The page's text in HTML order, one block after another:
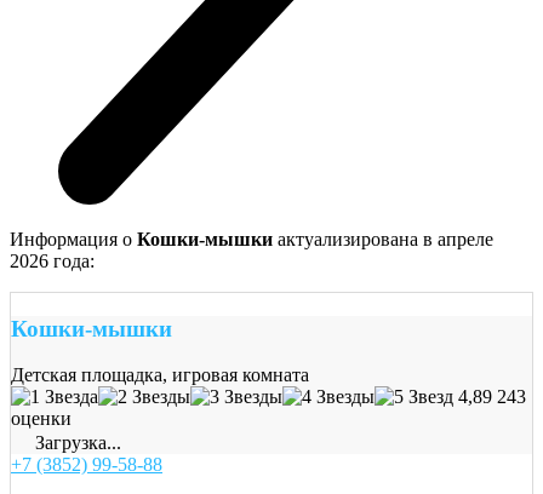
Информация о Кошки-мышки актуализирована в апреле
2026 года:
Кошки-мышки
Детская площадка, игровая комната
4,89 243
оценки
Загрузка...
+7 (3852) 99-58-88